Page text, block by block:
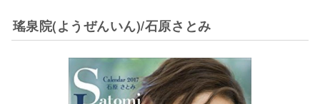
瑤泉院(ようぜんいん)/石原さとみ